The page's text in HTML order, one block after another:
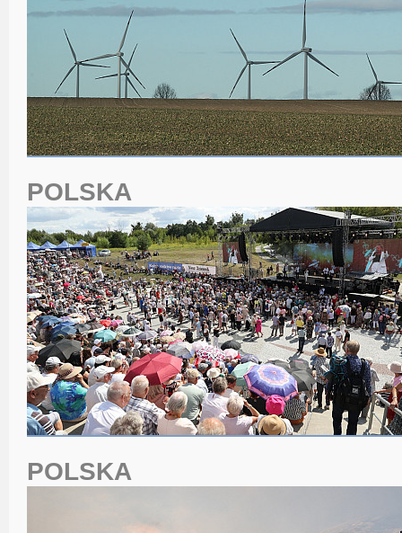
POLSKA
POLSKA